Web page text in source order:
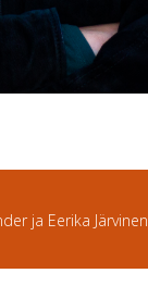
ja Eerika Järvinen